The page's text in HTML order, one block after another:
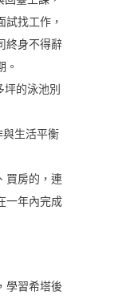
試找工作，
終身不得辭
坪的泳池別
生活平衡
買房的，連
一年內完成
學習希塔後